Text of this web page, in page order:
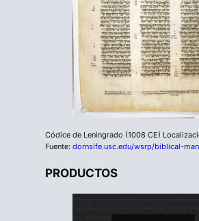
Códice de Leningrado (1008 CE)
Fuente:dornsife.usc.edu/wsrp/biblical-
PRODUCTOS